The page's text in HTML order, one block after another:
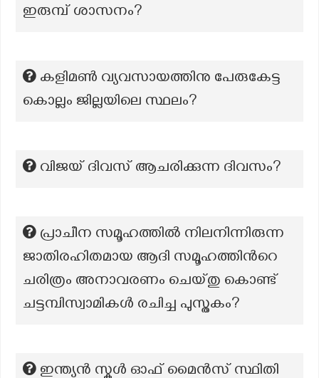
ഇരുമ്പ് ശാസനം?
കളിമണ്‍ വ്യവസായത്തിനു പേരുകേട്ട
കൊല്ലം ജില്ലയിലെ സ്ഥലം?
വിജയ് ദിവസ് ആചരിക്കുന്ന ദിവസം?
പ്രാചീന സമൂഹത്തിൽ നിലനിന്നിരുന്ന
ജാതിരഹിതമായ ആദി സമൂഹത്തിന്‍റെ
ചരിത്രം അനാവരണം ചെയ്തു കൊണ്ട്
ചട്ടമ്പിസ്വാമികൾ രചിച്ച പുസ്തകം?
ഇന്ത്യൻ സ്കൂൾ ഓഫ് മൈൻസ് സ്ഥിതി